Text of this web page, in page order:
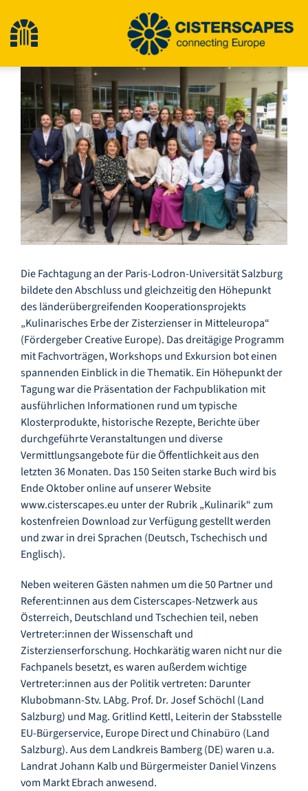
Inhalt
springen
Navigation
umschalten
Start
Kulturerbestätten
Wandern
Neuigkeiten
Veranstaltungen
Infozentrum
Downloads
Lernort
Kulinarik
Leichte Sprache
Deutsch
grösseres
Bild
Die Fachtagung an der Paris-Lodron-Universität Salzburg
bildete den Abschluss und gleichzeitig den Höhepunkt
des länderübergreifenden Kooperationsprojekts
„Kulinarisches Erbe der Zisterzienser in Mitteleuropa“
(Fördergeber Creative Europe). Das dreitägige Programm
mit Fachvorträgen, Workshops und Exkursion bot einen
spannenden Einblick in die Thematik. Ein Höhepunkt der
Tagung war die Präsentation der Fachpublikation mit
ausführlichen Informationen rund um typische
Klosterprodukte, historische Rezepte, Berichte über
durchgeführte Veranstaltungen und diverse
Vermittlungsangebote für die Öffentlichkeit aus den
letzten 36 Monaten. Das 150 Seiten starke Buch wird bis
Ende Oktober online auf unserer Website
www.cisterscapes.eu unter der Rubrik „Kulinarik“ zum
kostenfreien Download zur Verfügung gestellt werden
und zwar in drei Sprachen (Deutsch, Tschechisch und
Englisch).
Neben weiteren Gästen nahmen um die 50 Partner und
Referent:innen aus dem Cisterscapes-Netzwerk aus
Österreich, Deutschland und Tschechien teil, neben
Vertreter:innen der Wissenschaft und
Zisterzienserforschung. Hochkarätig waren nicht nur die
Fachpanels besetzt, es waren außerdem wichtige
Vertreter:innen aus der Politik vertreten: Darunter
Klubobmann-Stv. LAbg. Prof. Dr. Josef Schöchl (Land
Salzburg) und Mag. Gritlind Kettl, Leiterin der Stabsstelle
EU-Bürgerservice, Europe Direct und Chinabüro (Land
Salzburg). Aus dem Landkreis Bamberg (DE) waren u.a.
Landrat Johann Kalb und Bürgermeister Daniel Vinzens
vom Markt Ebrach anwesend.